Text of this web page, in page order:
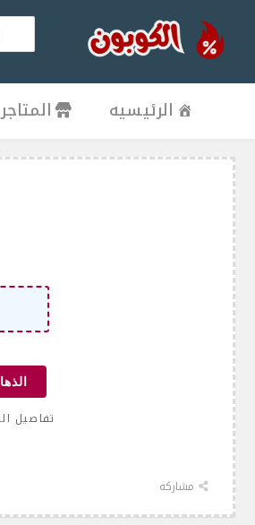
الرئيسيه المتاجر
تفاصيل
مشاركه